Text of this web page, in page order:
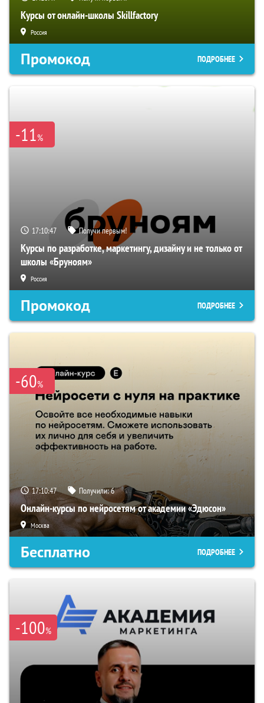
Курсы от онлайн-школы Skillfactory
Россия
Промокод ПОДРОБНЕЕ
-11%
17:10:46 Получи первым!
Курсы по разработке, маркетингу, дизайну и не только от
школы «Бруноям»
Россия
Промокод ПОДРОБНЕЕ
-60%
17:10:46 Получили:6
Онлайн-курсы по нейросетям от академии «Эдюсон»
Москва
Бесплатно ПОДРОБНЕЕ
-100%